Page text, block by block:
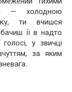
— холодною
ти вчишся
її в надто
у звичці
за яким